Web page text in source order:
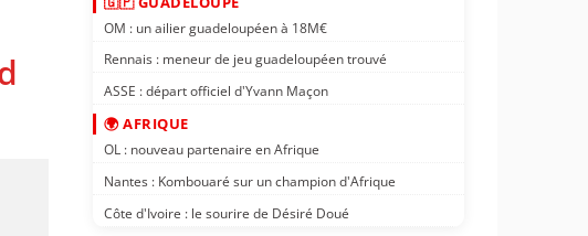
OM : un ailier guadeloupéen à 18M€
Rennais : meneur de jeu guadeloupéen trouvé
ASSE : départ officiel d'Yvann Maçon
🌍 AFRIQUE
OL : nouveau partenaire en Afrique
Nantes : Kombouaré sur un champion d'Afrique
Côte d'Ivoire : le sourire de Désiré Doué